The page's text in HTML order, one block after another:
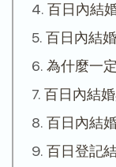
百日內結
百日內結
為什麼一
百日內結
百日內結
百日登記